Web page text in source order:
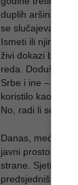
duplih aršina
se slučajeva u
Ismeti ili njima
živi dokazi
reda. Doduše,
Srbe i ine –
koristilo kao
No, radi li se o
Danas, međutim,
javni prostor – i
strane. Sjetimo
predsjedništva u